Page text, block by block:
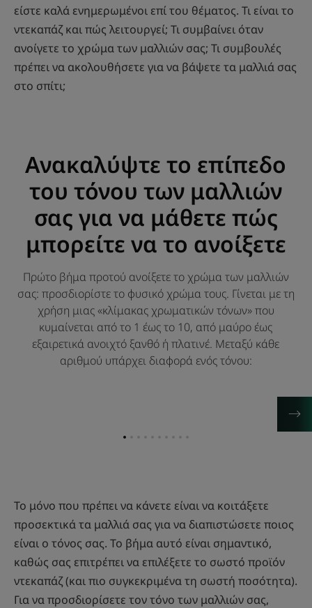
είστε καλά ενημερωμένοι επί του θέματος. Τι είναι το
ντεκαπάζ και πώς λειτουργεί; Τι συμβαίνει όταν
ανοίγετε το χρώμα των μαλλιών σας; Τι συμβουλές
πρέπει να ακολουθήσετε για να βάψετε τα μαλλιά σας
στο σπίτι;
Ανακαλύψτε το επίπεδο
του τόνου των μαλλιών
σας για να μάθετε πώς
μπορείτε να το ανοίξετε
Πρώτο βήμα προτού ανοίξετε το χρώμα των μαλλιών
σας: προσδιορίστε το φυσικό χρώμα τους. Γίνεται με τη
χρήση μιας «κλίμακας χρωματικών τόνων» που
κυμαίνεται από το 1 έως το 10, από μαύρο έως
εξαιρετικά ανοιχτό ξανθό ή πλατινέ. Μεταξύ κάθε
αριθμού υπάρχει διαφορά ενός τόνου:
GoGoGoGoGoGoGoGo
GoGo
Το μόνο που πρέπει να κάνετε είναι να κοιτάξετε
προσεκτικά τα μαλλιά σας για να διαπιστώσετε ποιος
είναι ο τόνος σας. Το βήμα αυτό είναι σημαντικό,
καθώς σας επιτρέπει να επιλέξετε το σωστό προϊόν
ντεκαπάζ (και πιο συγκεκριμένα τη σωστή ποσότητα).
Για να προσδιορίσετε τον τόνο των μαλλιών σας,